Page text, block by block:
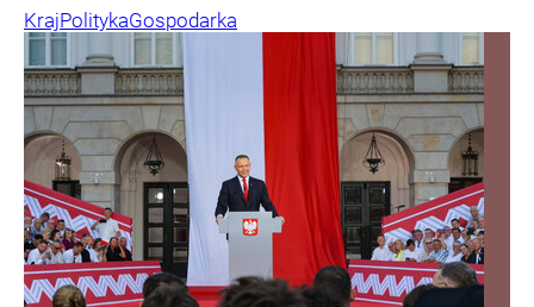
KrajPolitykaGospodarka